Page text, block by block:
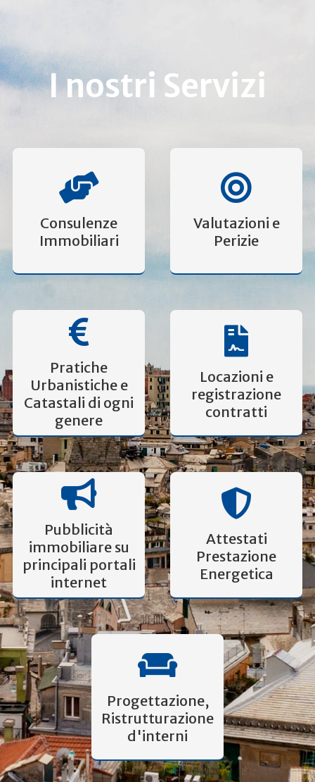
I nostri Servizi
Consulenze
Immobiliari
Valutazioni e
Perizie
Pratiche
Urbanistiche e
Catastali di ogni
genere
Locazioni e
registrazione
contratti
Pubblicità
immobiliare su
principali portali
internet
Attestati
Prestazione
Energetica
Progettazione,
Ristrutturazione
d'interni